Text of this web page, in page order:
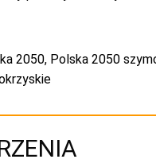
2050, Polska 2050